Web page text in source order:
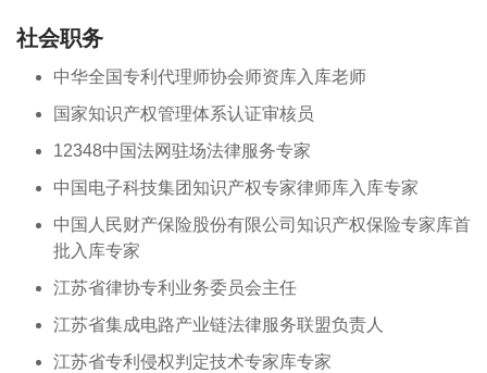
社会职务
中华全国专利代理师协会师资库入库老师
国家知识产权管理体系认证审核员
12348中国法网驻场法律服务专家
中国电子科技集团知识产权专家律师库入库专家
中国人民财产保险股份有限公司知识产权保险专家库首
批入库专家
江苏省律协专利业务委员会主任
江苏省集成电路产业链法律服务联盟负责人
江苏省专利侵权判定技术专家库专家